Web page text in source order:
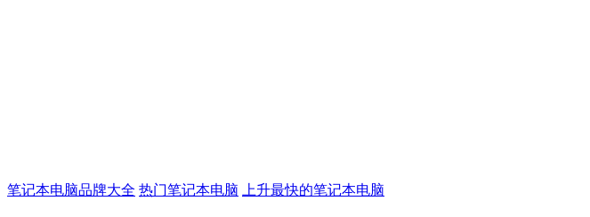
笔记本电脑品牌大全 热门笔记本电脑 上升最快的笔记本电脑